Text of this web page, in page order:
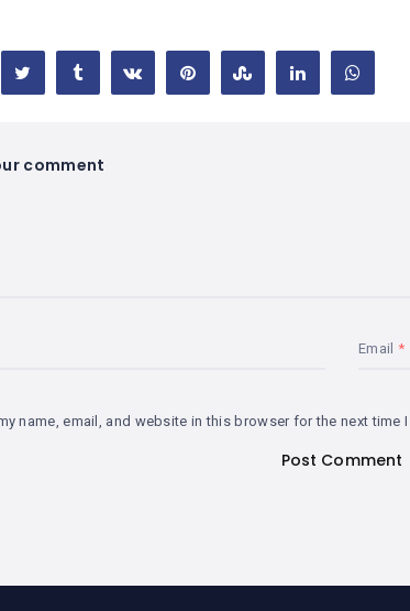
comment
Email
name, email, and website in this browser for the next time I